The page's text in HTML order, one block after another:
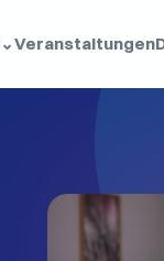
⌄Veranstaltungen